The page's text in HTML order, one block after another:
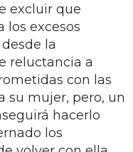
excluir que
los excesos
la
reluctancia a
con las
su mujer, pero, un
hacerlo
los